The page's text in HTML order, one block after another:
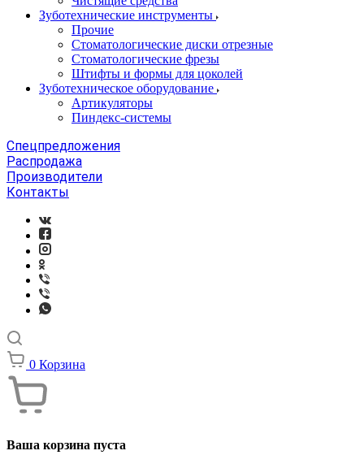
Зуботехнические инструменты
Прочие
Стоматологические диски отрезные
Стоматологические фрезы
Штифты и формы для цоколей
Зуботехническое оборудование
Артикуляторы
Пиндекс-системы
Спецпредложения
Распродажа
Производители
Контакты
0 Корзина
Ваша корзина пуста